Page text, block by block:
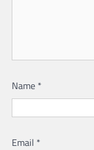
Name *
Email *